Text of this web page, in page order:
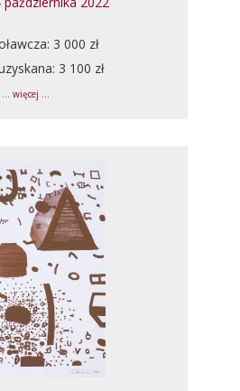
3 000 zł
3 100 zł
... więcej ...